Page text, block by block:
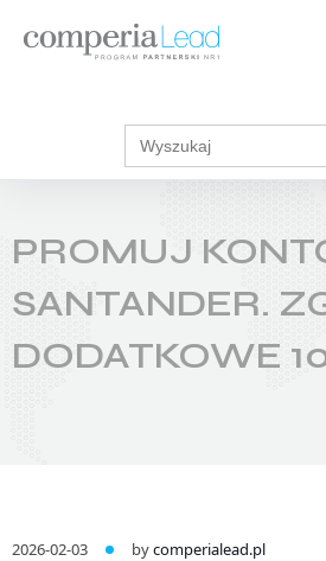
Strefa Wiedzy
Akcje
Regulaminy
Search
for:
PROMUJ
SANTANDER.
DODATKOWE
2026-02-03 bycomperialead.pl